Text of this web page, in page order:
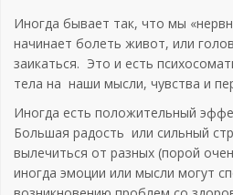
Иногда бывает так, что мы
начинает болеть живот, или
заикаться. Это и есть
тела на наши мысли, чувства и
Иногда есть положительный
Большая радость или сильный
вылечиться от разных (порой
иногда эмоции или мысли могут